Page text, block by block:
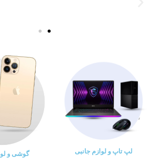
لپ تاپ و لوازم جانبی گوشی و